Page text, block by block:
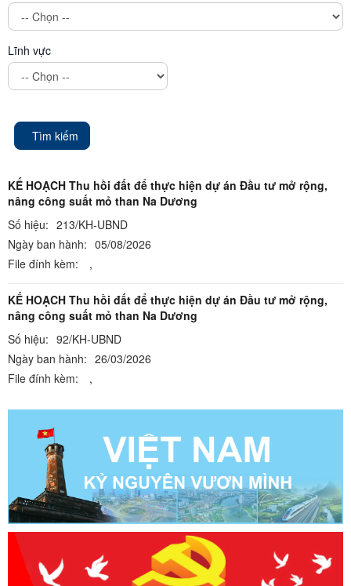
Lĩnh vực
Tìm kiếm
KẾ HOẠCH Thu hồi đất để thực hiện dự án Đầu tư mở rộng,
nâng công suất mỏ than Na Dương
Số hiệu: 213/KH-UBND
Ngày ban hành: 05/08/2026
File đính kèm:
,
KẾ HOẠCH Thu hồi đất để thực hiện dự án Đầu tư mở rộng,
nâng công suất mỏ than Na Dương
Số hiệu: 92/KH-UBND
Ngày ban hành: 26/03/2026
File đính kèm:
,